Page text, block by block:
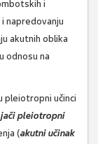
i
napredovanju
akutnih oblika
odnosu na
pleiotropni učinci
jači pleiotropni
(akutni učinak